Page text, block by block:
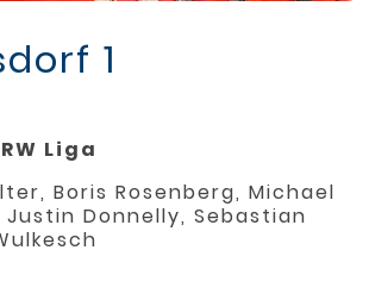
1
Liga
Boris Rosenberg, Michael
Justin Donnelly, Sebastian